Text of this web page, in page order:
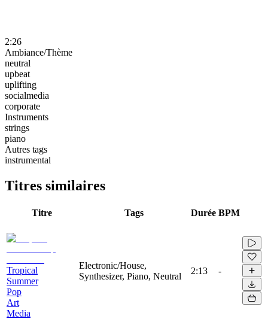
2:26
Ambiance/Thème
neutral
upbeat
uplifting
socialmedia
corporate
Instruments
strings
piano
Autres tags
instrumental
Titres similaires
Titre Tags Durée BPM
Tropical
Summer
Pop
Art
Media
Electronic/House,
Synthesizer, Piano, Neutral
2:13 -